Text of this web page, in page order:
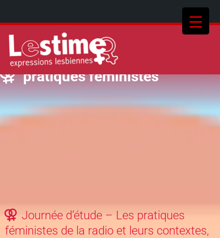
pratiques féministes
Journée d’étude – Les pratiques
féministes de la radio et leurs contextes,